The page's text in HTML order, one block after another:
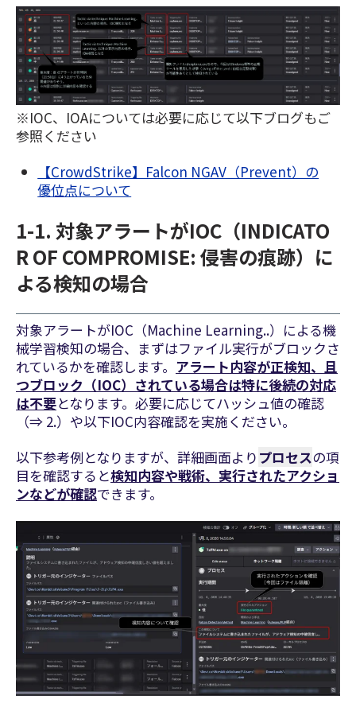
※IOC、IOAについては必要に応じて以下ブログもご
参照ください
【CrowdStrike】Falcon NGAV（Prevent）の
優位点について
1-1. 対象アラートがIOC（INDICATO
R OF COMPROMISE: 侵害の痕跡）に
よる検知の場合
対象アラートがIOC（Machine Learning..）による機
械学習検知の場合、まずはファイル実行がブロックさ
れているかを確認します。 アラート内容が正検知、且
つブロック（IOC）されている場合は特に後続の対応
は不要となります。必要に応じてハッシュ値の確認
（⇒ 2.）や以下IOC内容確認を実施ください。
以下参考例となりますが、詳細画面より プロセスの項
目を確認すると検知内容や戦術、実行されたアクショ
ンなどが確認できます。